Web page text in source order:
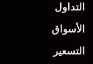
التداول
الأسواق
التسعير